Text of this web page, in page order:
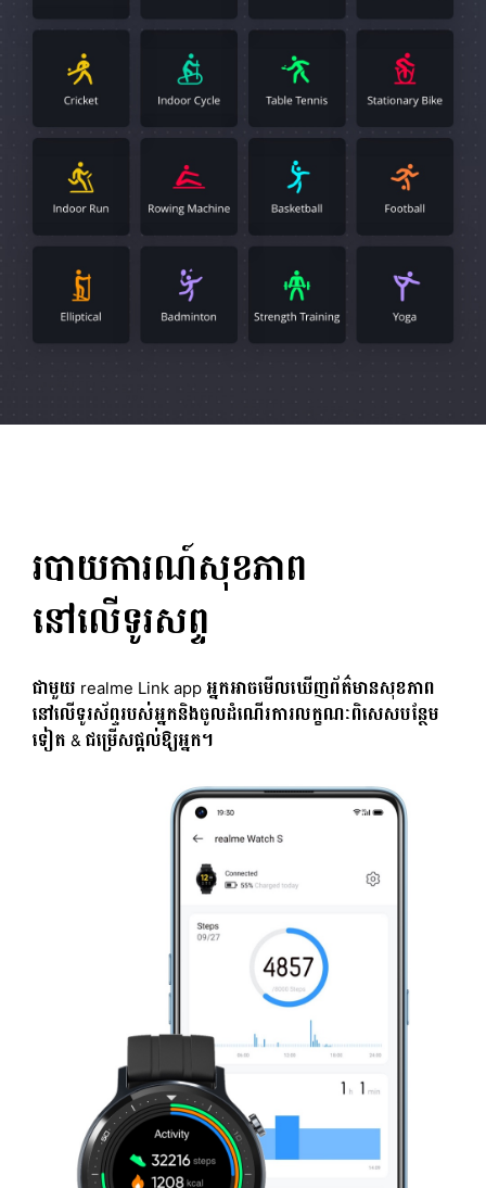
របាយការណ៍សុខភាព
នៅលើទូរសព្ទ
ជាមួយ realme Link app អ្នកអាចមើលឃើញព័ត៌មានសុខភាព
នៅលើទូរស័ព្ទរបស់អ្នកនិងចូលដំណើរការលក្ខណៈពិសេសបន្ថែម
ទៀត & ជម្រើសផ្តល់ឱ្យអ្នក។